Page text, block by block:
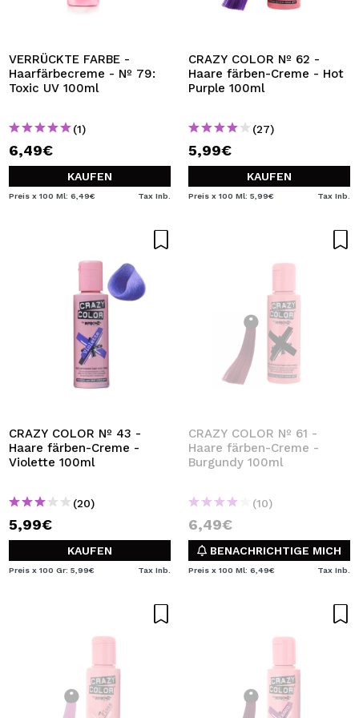
VERRÜCKTE FARBE -
Haarfärbecreme - Nº 79:
Toxic UV 100ml
(1)
6,49€
KAUFEN
Preis x 100 Ml: 6,49€ Tax Inb.
CRAZY COLOR Nº 62 -
Haare färben-Creme - Hot
Purple 100ml
(27)
5,99€
KAUFEN
Preis x 100 Ml: 5,99€ Tax Inb.
CRAZY COLOR Nº 43 -
Haare färben-Creme -
Violette 100ml
(20)
5,99€
KAUFEN
Preis x 100 Gr: 5,99€ Tax Inb.
CRAZY COLOR Nº 61 -
Haare färben-Creme -
Burgundy 100ml
(10)
6,49€
BENACHRICHTIGE MICH
Preis x 100 Ml: 6,49€ Tax Inb.